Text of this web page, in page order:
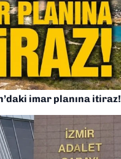
imar planına itiraz!